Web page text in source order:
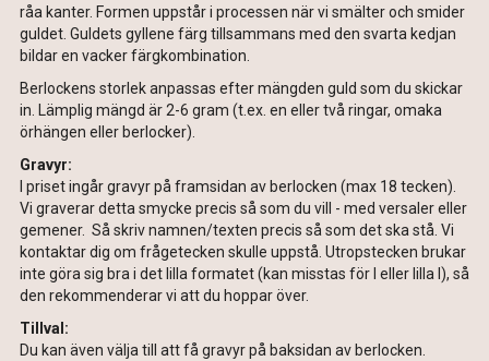
råa kanter. Formen uppstår i processen när vi smälter och smider
guldet. Guldets gyllene färg tillsammans med den svarta kedjan
bildar en vacker färgkombination.
Berlockens storlek anpassas efter mängden guld som du skickar
in. Lämplig mängd är 2-6 gram (t.ex. en eller två ringar, omaka
örhängen eller berlocker).
Gravyr:
I priset ingår gravyr på framsidan av berlocken (max 18 tecken).
Vi graverar detta smycke precis så som du vill - med versaler eller
gemener. Så skriv namnen/texten precis så som det ska stå. Vi
kontaktar dig om frågetecken skulle uppstå. Utropstecken brukar
inte göra sig bra i det lilla formatet (kan misstas för I eller lilla l), så
den rekommenderar vi att du hoppar över.
Tillval:
Du kan även välja till att få gravyr på baksidan av berlocken.